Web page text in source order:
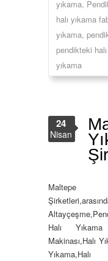
yıkama,
halı yıkama
yıkama,
pendikteki
yıkama
24
Nisan
Maltepe
Halı
Makinası,Halı